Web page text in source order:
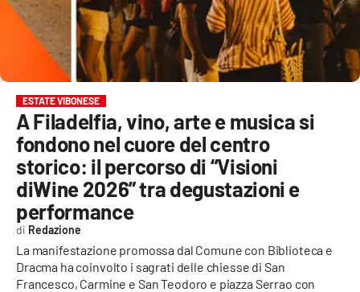
SPORT
Streaming
LAC TV
LAC NETWORK
LAC ONAIR
LaC
Network
LACTV.IT
ESTATE VIBONESE
A Filadelfia, vino, arte e musica si
fondono nel cuore del centro
storico: il percorso di “Visioni
diWine 2026” tra degustazioni e
performance
La manifestazione promossa dal Comune con Biblioteca e
Dracma ha coinvolto i sagrati delle chiesse di San
Francesco, Carmine e San Teodoro e piazza Serrao con
Redazione